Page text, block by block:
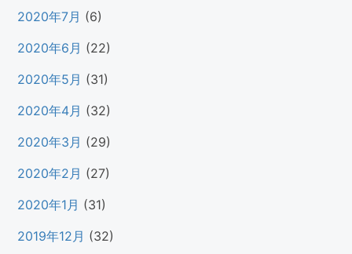
2020年7月 (6)
2020年6月 (22)
2020年5月 (31)
2020年4月 (32)
2020年3月 (29)
2020年2月 (27)
2020年1月 (31)
2019年12月 (32)